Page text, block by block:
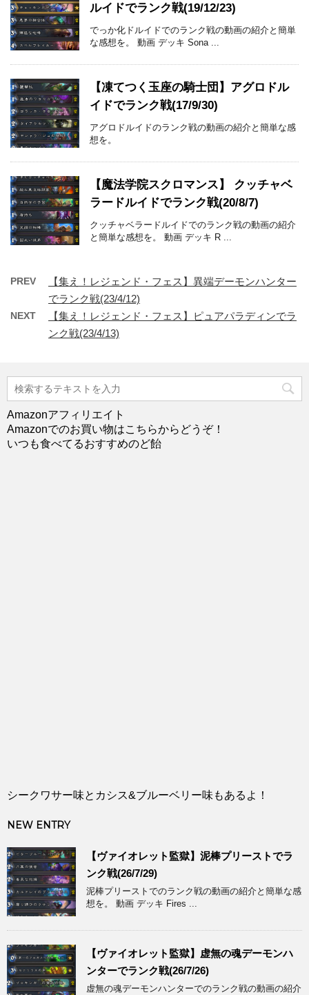
ルイドでランク戦(19/12/23)
でっか化ドルイドでのランク戦の動画の紹介と簡単
な感想を。 動画 デッキ Sona ...
【凍てつく玉座の騎士団】アグロドル
イドでランク戦(17/9/30)
アグロドルイドのランク戦の動画の紹介と簡単な感
想を。
【魔法学院スクロマンス】 クッチャベ
ラードルイドでランク戦(20/8/7)
クッチャベラードルイドでのランク戦の動画の紹介
と簡単な感想を。 動画 デッキ R ...
PREV
【集え！レジェンド・フェス】異端デーモンハンター
でランク戦(23/4/12)
NEXT
【集え！レジェンド・フェス】ピュアパラディンでラ
ンク戦(23/4/13)
Amazonアフィリエイト
Amazonでのお買い物はこちらからどうぞ！
いつも食べてるおすすめのど飴
シークワサー味とカシス&ブルーベリー味もあるよ！
NEW ENTRY
【ヴァイオレット監獄】泥棒プリーストでラ
ンク戦(26/7/29)
泥棒プリーストでのランク戦の動画の紹介と簡単な感
想を。 動画 デッキ Fires ...
【ヴァイオレット監獄】虚無の魂デーモンハ
ンターでランク戦(26/7/26)
虚無の魂デーモンハンターでのランク戦の動画の紹介